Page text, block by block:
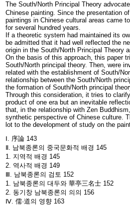
The South/North Principal Theory
Chinese painting. Since the presentation
paintings in Chinese cultural areas came
for several hundred years.
If a theoretic system had maintained its
be admitted that it had well reflected the
origin in the South/North Principal Theory
On the basis of this approach, this paper
South/North principal theory. Then, were
related with the establishment of South/
relationship between the South/North
the formation of South/North principal
Through this consideration, it tries to
product of one era but an inevitable
that, in the relationship with Zen
synthetic perspective of Chinese culture.
lot to the development of study on the
Ⅰ. 序論 143
Ⅱ. 남북종론의 중국문화적 배경 145
1. 지역적 배경 145
2. 역사적 배경 149
Ⅲ. 남북종론의 검토 152
1. 남북종론의 대두와 華亭三名士 152
2. 동기창 남북종론의 의의 156
Ⅳ. 儒·道의 영향 163